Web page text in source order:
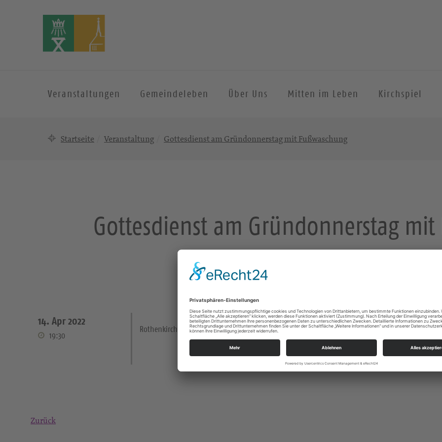
Veranstaltungen Gemeindeleben Über Uns Mitten im Leben Kirchspiel
Startseite Veranstaltung Gottesdienst am Gründonnerstag mit Fußwaschung
Gottesdienst am Gründonnerstag
14. Apr 2022
19:30
Rothenkirchen Kirche
Zurück